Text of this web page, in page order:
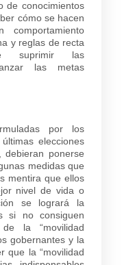
de conocimientos
cómo se hacen
y reglas de recta
suprimir las
las metas
por los
elecciones
ponerse
medidas que
mentira que ellos
nivel de vida o
se logrará la
si no consiguen
la “movilidad
gobernantes y la
que la “movilidad